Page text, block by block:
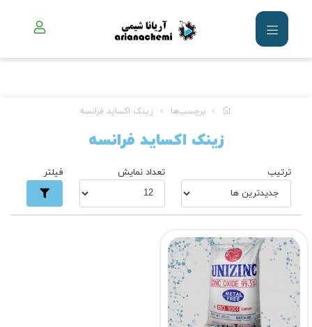
برچسب‌ها زینک اکساید فرانسه
زینک اکساید فرانسه
ترتیب تعداد نمایش فیلتر